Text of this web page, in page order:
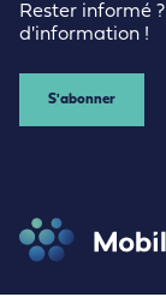
Rester informé
d'information !
S'abonner